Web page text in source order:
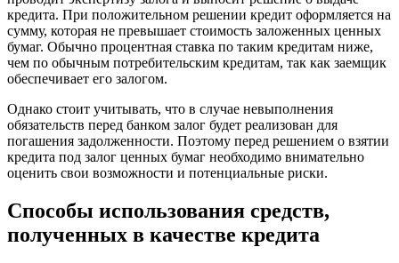
кредита. При положительном решении кредит оформляется на
сумму, которая не превышает стоимость заложенных ценных
бумаг. Обычно процентная ставка по таким кредитам ниже,
чем по обычным потребительским кредитам, так как заемщик
обеспечивает его залогом.
Однако стоит учитывать, что в случае невыполнения
обязательств перед банком залог будет реализован для
погашения задолженности. Поэтому перед решением о взятии
кредита под залог ценных бумаг необходимо внимательно
оценить свои возможности и потенциальные риски.
Способы использования средств,
полученных в качестве кредита